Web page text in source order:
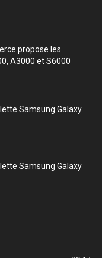
propose les
A3000 et S6000
Samsung Galaxy
Samsung Galaxy